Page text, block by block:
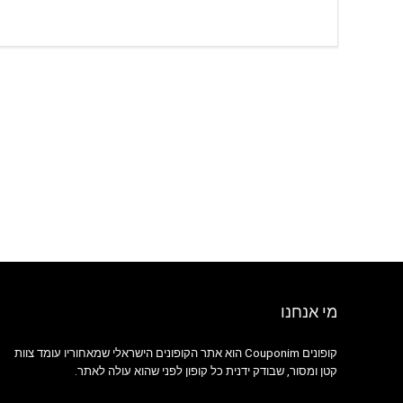
מי אנחנו
קופונים Couponim הוא אתר הקופונים הישראלי שמאחוריו עומד צוות
קטן ומסור, שבודק ידנית כל קופון לפני שהוא עולה לאתר.